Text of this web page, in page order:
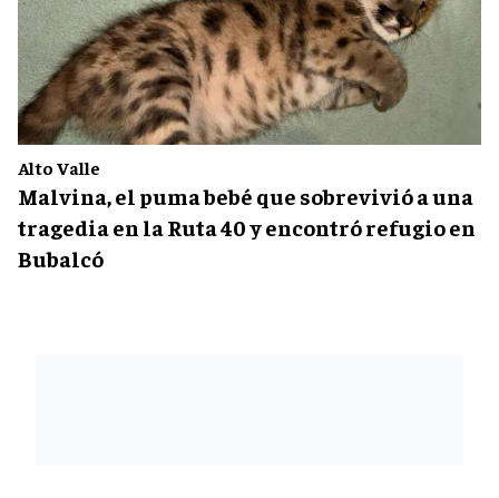
Alto Valle
Malvina, el puma bebé que sobrevivió a una
tragedia en la Ruta 40 y encontró refugio en
Bubalcó